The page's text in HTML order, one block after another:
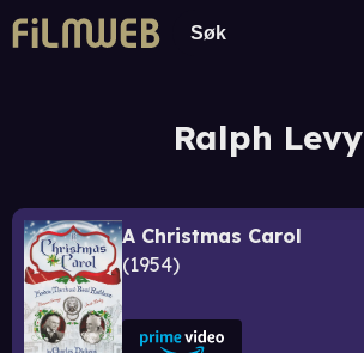
Ralph Levy
A Christmas Carol
1954